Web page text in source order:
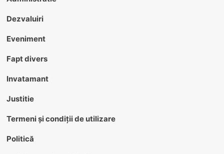
Dezvaluiri
Eveniment
Fapt divers
Invatamant
Justitie
Termeni și condiții de utilizare
Politică